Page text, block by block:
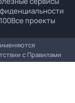
Все проекты
с Правилами